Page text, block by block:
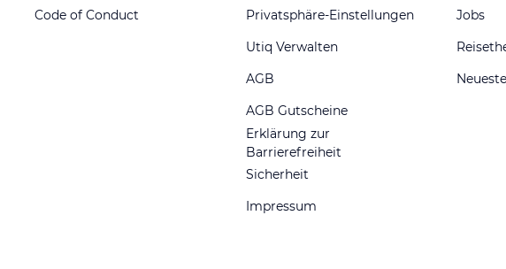
Code of Conduct
Privatsphäre-Einstellungen
Utiq Verwalten
AGB
AGB Gutscheine
Erklärung zur
Barrierefreiheit
Sicherheit
Impressum
Jobs